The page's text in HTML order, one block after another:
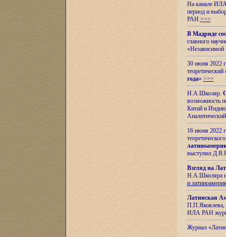
На канале
период и
РАН >>>
В Мадриде
главного
«Независимой
30 июня 2022
года» >>>
Н.А.Школяр.
возможность
Китай и
16 июня 2022
выступил
Взгляд на
Н.А.Школяра
и
Латинская
П.П.Яковлева,
ИЛА РАН
Журнал